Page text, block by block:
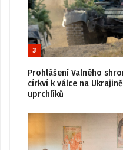
3
Prohlášení Valného
církví k válce na
uprchlíků